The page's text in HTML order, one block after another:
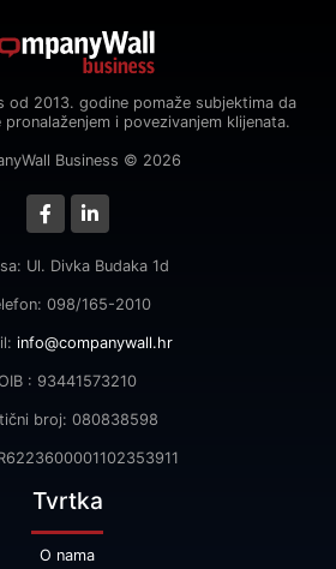
od 2013. godine pomaže subjektima da
i povezivanjem klijenata.
Business © 2026
Ul. Divka Budaka 1d
098/165-2010
info@companywall.hr
: 93441573210
broj: 080838598
Tvrtka
O nama